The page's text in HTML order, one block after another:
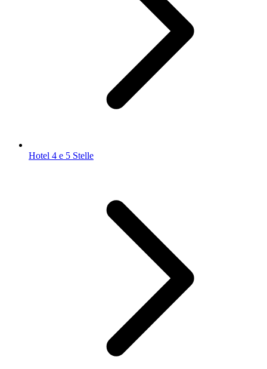
Hotel 4 e 5 Stelle